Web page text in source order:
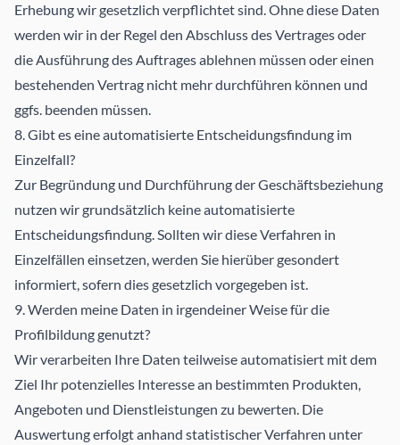
Erhebung wir gesetzlich verpflichtet sind. Ohne diese Daten
werden wir in der Regel den Abschluss des Vertrages oder
die Ausführung des Auftrages ablehnen müssen oder einen
bestehenden Vertrag nicht mehr durchführen können und
ggfs. beenden müssen.
8. Gibt es eine automatisierte Entscheidungsfindung im
Einzelfall?
Zur Begründung und Durchführung der Geschäftsbeziehung
nutzen wir grundsätzlich keine automatisierte
Entscheidungsfindung. Sollten wir diese Verfahren in
Einzelfällen einsetzen, werden Sie hierüber gesondert
informiert, sofern dies gesetzlich vorgegeben ist.
9. Werden meine Daten in irgendeiner Weise für die
Profilbildung genutzt?
Wir verarbeiten Ihre Daten teilweise automatisiert mit dem
Ziel Ihr potenzielles Interesse an bestimmten Produkten,
Angeboten und Dienstleistungen zu bewerten. Die
Auswertung erfolgt anhand statistischer Verfahren unter